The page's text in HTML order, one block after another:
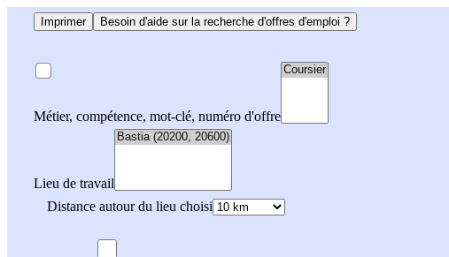
Imprimer Besoin d'aide sur la recherche d'offres d'emploi ?
Métier, compétence, mot-clé, numéro d'offre
Lieu de travail
Distance autour du lieu choisi